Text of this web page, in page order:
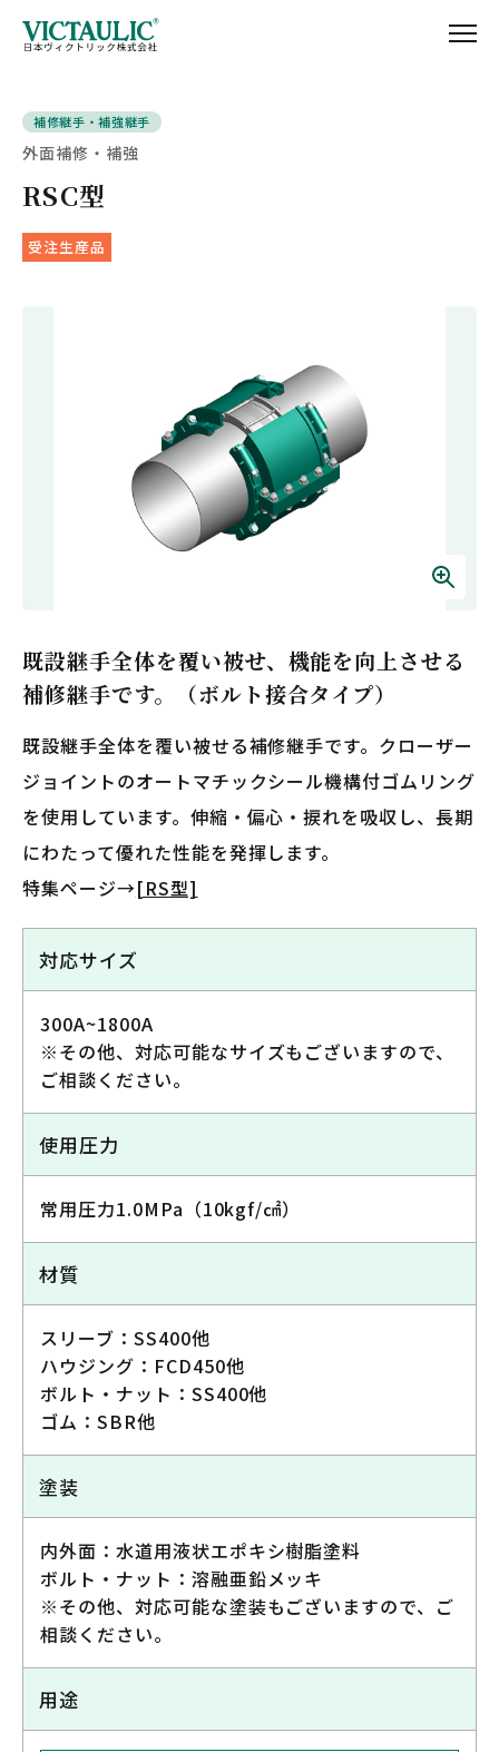
補修継手・補強継手
外面補修・補強
RSC型
受注生産品
既設継手全体を覆い被せ、機能を向上させる
補修継手です。（ボルト接合タイプ）
既設継手全体を覆い被せる補修継手です。クローザー
ジョイントのオートマチックシール機構付ゴムリング
を使用しています。伸縮・偏心・捩れを吸収し、長期
にわたって優れた性能を発揮します。
特集ページ→[RS型]
対応サイズ
300A~1800A
※その他、対応可能なサイズもございますので、
ご相談ください。
使用圧力
常用圧力1.0MPa（10kgf/㎠）
材質
スリーブ：SS400他
ハウジング：FCD450他
ボルト・ナット：SS400他
ゴム：SBR他
塗装
内外面：水道用液状エポキシ樹脂塗料
ボルト・ナット：溶融亜鉛メッキ
※その他、対応可能な塗装もございますので、ご
相談ください。
用途